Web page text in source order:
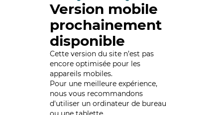
Version mobile
prochainement
disponible
Cette version du site n’est pas
encore optimisée pour les
appareils mobiles.
Pour une meilleure expérience,
nous vous recommandons
d'utiliser un ordinateur de bureau